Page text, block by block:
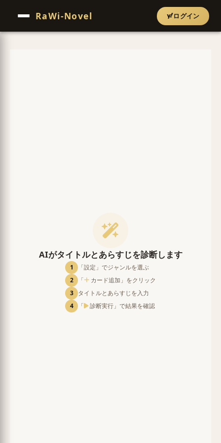
RaWi-Novel ログイン
AIがタイトルとあらすじを診断します
1
「設定」でジャンルを選ぶ
2
「
カード追加」をクリック
3
タイトルとあらすじを入力
4
「 診断実行」で結果を確認